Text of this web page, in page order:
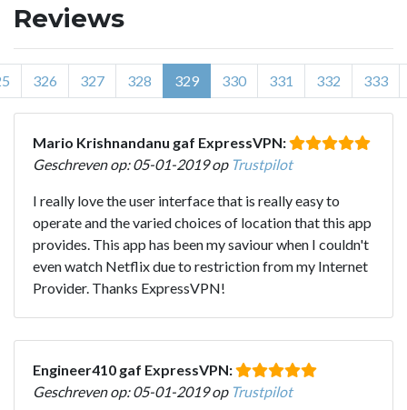
Reviews
326 327 328 329 330 331 332 333
Mario Krishnandanu gaf ExpressVPN:
Geschreven op: 05-01-2019 op Trustpilot
I really love the user interface that is really easy to
operate and the varied choices of location that this app
provides. This app has been my saviour when I couldn't
even watch Netflix due to restriction from my Internet
Provider. Thanks ExpressVPN!
Engineer410 gaf ExpressVPN:
Geschreven op: 05-01-2019 op Trustpilot